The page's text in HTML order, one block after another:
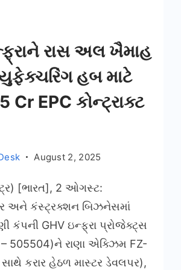
રાસ અલ ખૈમાહ
હબ માટે
Cr EPC કોન્ટ્રાક્ટ
August 2, 2025
[ભારત], 2 ઓગસ્ટ:
અને કંસ્ટ્રક્શન બિઝનેસમાં
કંપની GHV ઇન્ફ્રા પ્રોજેક્ટ્સ
– 505504)ને રાણા એક્ઝિમ FZ-
સાથે કરાર હેઠળ માસ્ટર ડેવલપર),